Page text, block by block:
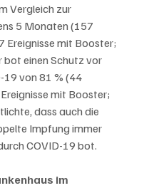
Vergleich zur
5 Monaten (157
Ereignisse mit Booster;
bot einen Schutz vor
19 von 81 % (44
mit Booster;
dass auch die
Impfung immer
COVID-19 bot.
im